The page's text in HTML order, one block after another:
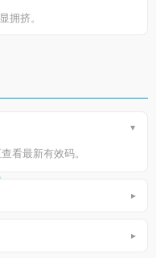
拥挤。
看最新有效码。